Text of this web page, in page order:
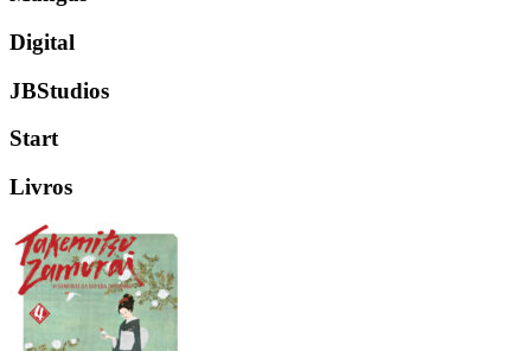
Digital
JBStudios
Start
Livros